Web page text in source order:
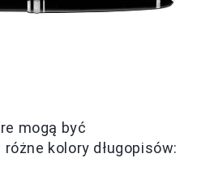
mogą być
kolory długopisów: